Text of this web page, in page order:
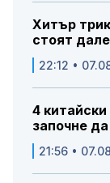
Хитър
стоят
22:12 •
4
започне
21:56 •